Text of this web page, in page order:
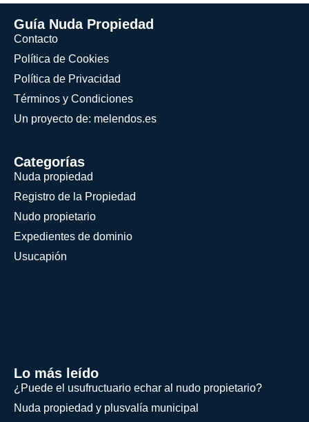
Guía Nuda Propiedad
Contacto
Política de Cookies
Política de Privacidad
Términos y Condiciones
Un proyecto de: melendos.es
Categorías
Nuda propiedad
Registro de la Propiedad
Nudo propietario
Expedientes de dominio
Usucapión
Lo más leído
¿Puede el usufructuario echar al nudo propietario?
Nuda propiedad y plusvalía municipal